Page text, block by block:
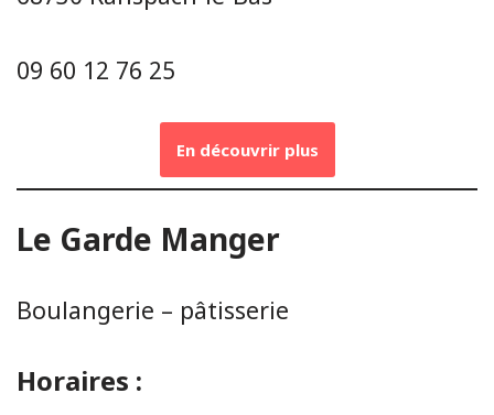
09 60 12 76 25
En découvrir plus
Le Garde Manger
Boulangerie – pâtisserie
Horaires :